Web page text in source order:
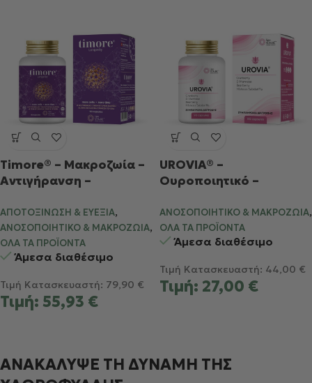
Timore® – Μακροζωία –
Αντιγήρανση –
ΑΠΟΤΟΞΊΝΩΣΗ & ΕΥΕΞΊΑ,
ΑΝΟΣΟΠΟΙΗΤΙΚΌ & ΜΑΚΡΟΖΩΊΑ,
ΌΛΑ ΤΑ ΠΡΟΪΌΝΤΑ
Άμεσα διαθέσιμο
Τιμή Κατασκευαστή: 79,90 €
Τιμή: 55,93 €
UROVIA® –
Ουροποιητικό –
ΑΝΟΣΟΠΟΙΗΤΙΚΌ & ΜΑΚΡΟΖΩΊΑ,
ΌΛΑ ΤΑ ΠΡΟΪΌΝΤΑ
Άμεσα διαθέσιμο
Τιμή Κατασκευαστή: 44,00 €
Τιμή: 27,00 €
ΑΝΑΚΑΛΥΨΕ ΤΗ ΔΥΝΑΜΗ ΤΗΣ